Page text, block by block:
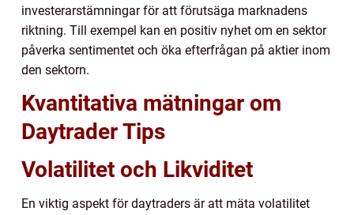
investerarstämningar för att förutsäga marknadens
riktning. Till exempel kan en positiv nyhet om en sektor
påverka sentimentet och öka efterfrågan på aktier inom
den sektorn.
Kvantitativa mätningar om
Daytrader Tips
Volatilitet och Likviditet
En viktig aspekt för daytraders är att mäta volatilitet